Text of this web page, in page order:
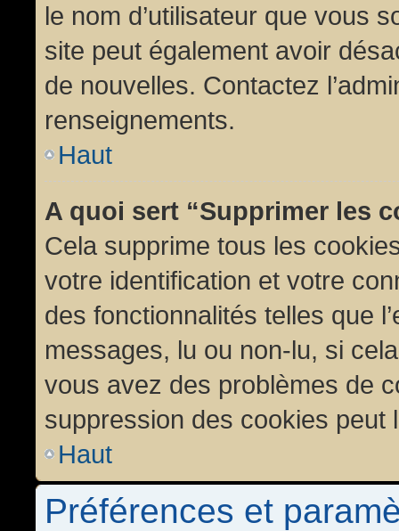
le nom d’utilisateur que vous
site peut également avoir
de nouvelles. Contactez
renseignements.
Haut
A quoi sert “Supprimer les
Cela supprime tous les
votre identification et votre
des fonctionnalités telles que
messages, lu ou non-lu, si
vous avez des problèmes de
suppression des cookies peut
Haut
Préférences et